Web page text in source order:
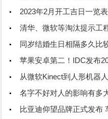
2023年2月开工吉日一览
清华、微软等淘汰提示工程师？
同岁结婚生日相隔多久比
苹果安卓第二！IDC发布2022半
从微软Kinect到人形机器
名字不好对人的影响有多
比亚迪仰望品牌正式发布